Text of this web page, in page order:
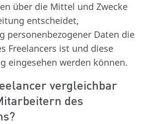
über die Mittel und Zwecke
entscheidet,
personenbezogener Daten die
Freelancers ist und diese
eingesehen werden können.
vergleichbar
des